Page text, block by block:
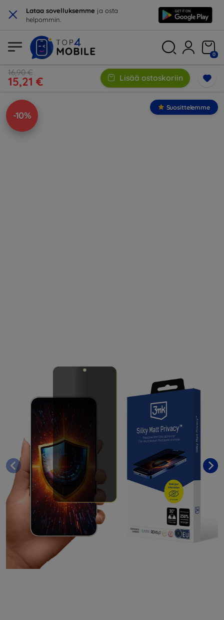
× Lataa sovelluksemme ja osta
helpommin.
0
16,90 €
15,21 € Lisää ostoskoriin
-10%
Suosittelemme